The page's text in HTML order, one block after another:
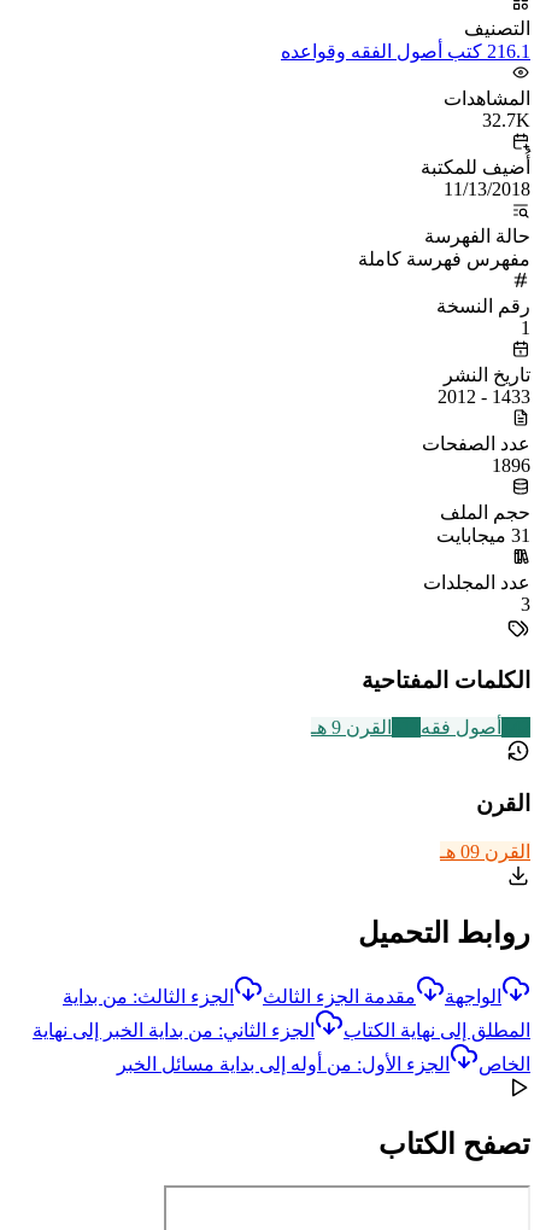
التصنيف
216.1 كتب أصول الفقه وقواعده
المشاهدات
32.7K
أُضيف للمكتبة
11/13/2018
حالة الفهرسة
مفهرس فهرسة كاملة
رقم النسخة
1
تاريخ النشر
1433 - 2012
عدد الصفحات
1896
حجم الملف
31 ميجابايت
عدد المجلدات
3
الكلمات المفتاحية
أصول فقه القرن 9 هـ
القرن
القرن 09 هـ
روابط التحميل
الواجهة مقدمة الجزء الثالث
الجزء الثالث: من بداية
المطلق إلى نهاية الكتاب
الجزء الثاني: من بداية الخبر إلى نهاية
الخاص
الجزء الأول: من أوله إلى بداية مسائل الخبر
تصفح الكتاب